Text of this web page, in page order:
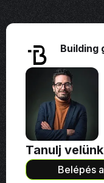
Building
Tanulj
Belépés